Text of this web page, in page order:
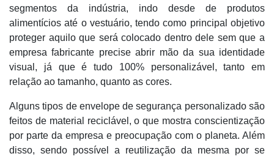
segmentos da indústria, indo desde de produtos
alimentícios até o vestuário, tendo como principal objetivo
proteger aquilo que será colocado dentro dele sem que a
empresa fabricante precise abrir mão da sua identidade
visual, já que é tudo 100% personalizável, tanto em
relação ao tamanho, quanto as cores.
Alguns tipos de envelope de segurança personalizado são
feitos de material reciclável, o que mostra conscientização
por parte da empresa e preocupação com o planeta. Além
disso, sendo possível a reutilização da mesma por se